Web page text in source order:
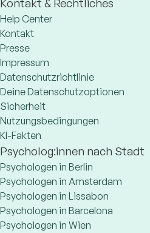
Help Center
Kontakt
Presse
Impressum
Datenschutzrichtlinie
Deine Datenschutzoptionen
Sicherheit
Nutzungsbedingungen
KI-Fakten
Psycholog:innen nach Stadt
Psychologen in Berlin
Psychologen in Amsterdam
Psychologen in Lissabon
Psychologen in Barcelona
Psychologen in Wien